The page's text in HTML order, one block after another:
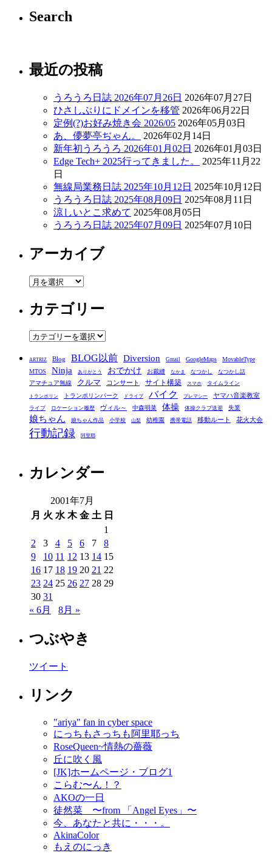
Search
最近の投稿
うろうろ日誌 2026年07月26日 2026年07月27日
ひさしぶりにドメインを移管 2026年06月22日
定例(?)お好み焼き会 2026/05 2026年05月03日
あ、儚夢亭ぢゃん。
2026年02月14日
新年初うろうろ 2026年01月02日 2026年01月03日
Edge Tech+ 2025行ってきました。
2025年11月22
日
無線局業務日誌 2025年10月12日 2025年10月12日
うろうろ日誌 2025年08月09日 2025年08月11日
涼しいとこ求めて 2025年08月05日
うろうろ日誌 2025年07月09日 2025年07月10日
アーカイブ
ア
カ
イ
ブ
カテゴリー
カ
ゴ
リ
ー
ARTRIZ Blog BLOG以前 Diversion Gmail GoogleMaps
MovableType
MTOS
Ninja ありがとう おでかけ お裁縫 なかま なつかし なつかし話
アマチュア無線 クルマ コンサート サイト構築 スマホ タイムライン
トランポリン トランポリンパーク ドライブ バイク プレマシー ヤマハ音楽教室
ライブ ロケーション履歴 ヴィル～ 中森明菜 体操 体操クラブ送迎 失業
娘ちゃん 娘ちゃん作品 小学校 山梨 幼稚園 携帯電話 移動ルート 花火大会
行動記録 阿里耶
カレンダー
2001年7月
月 火 水 木 金 土 日
1
2
3 4 5 6 7
8
9
10 11 12 13 14 15
16 17 18 19 20 21 22
23 24 25 26 27 28 29
30 31
« 6月
8月 »
つぶやき
ツイート
リンク
"ariya" fan in cyber space
にっちもさっちも阿里耶っち
RoseQueen~情熱の薔薇
丘に吹く風
[JK]ホームページ・ブログ1
こらむ〜ん！？
AKOの一日
徒然菜 〜from 「Angel Eyes」〜
今、あなたと共に・・・。
AkinaColor
もえのにっき